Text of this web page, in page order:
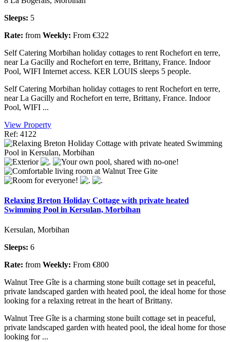
Sleeps: 5
Rate: from Weekly: From €322
Self Catering Morbihan holiday cottages to rent Rochefort en terre,
near La Gacilly and Rochefort en terre, Brittany, France. Indoor
Pool, WIFI Internet access. KER LOUIS sleeps 5 people.
Self Catering Morbihan holiday cottages to rent Rochefort en terre,
near La Gacilly and Rochefort en terre, Brittany, France. Indoor
Pool, WIFI ...
View Property
Ref: 4122
Relaxing Breton Holiday Cottage with private heated
Swimming Pool in Kersulan, Morbihan
Kersulan, Morbihan
Sleeps: 6
Rate: from Weekly: From €800
Walnut Tree Gîte is a charming stone built cottage set in peaceful,
private landscaped garden with heated pool, the ideal home for those
looking for a relaxing retreat in the heart of Brittany.
Walnut Tree Gîte is a charming stone built cottage set in peaceful,
private landscaped garden with heated pool, the ideal home for those
looking for ...